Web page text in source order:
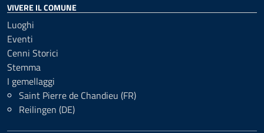
VIVERE IL COMUNE
Luoghi
Eventi
Cenni Storici
Stemma
I gemellaggi
Saint Pierre de Chandieu (FR)
Reilingen (DE)